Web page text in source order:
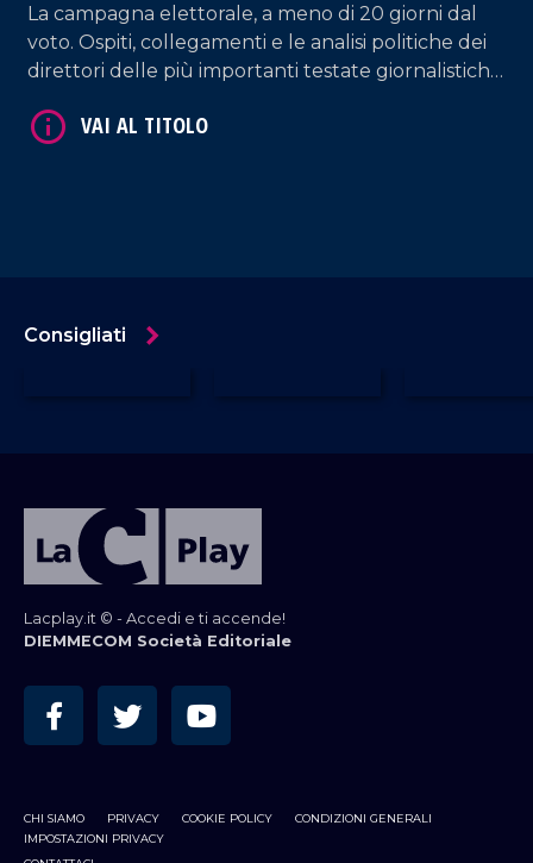
La campagna elettorale, a meno di 20 giorni dal
voto. Ospiti, collegamenti e le analisi politiche dei
direttori delle più importanti testate giornalistiche
Consigliati
Lacplay.it © - Accedi e ti accende!
DIEMMECOM Società Editoriale
CHI SIAMO PRIVACY COOKIE POLICY
CONDIZIONI GENERALI
IMPOSTAZIONI PRIVACY